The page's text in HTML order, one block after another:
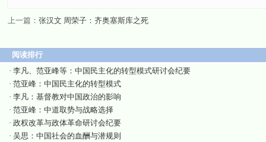
上一篇： 张汉文 周荣子：齐奥塞斯库之死
阅读排行
· 李凡、范亚峰等：中国民主化的转型模式研讨会纪要
· 范亚峰：中国民主化的转型模式
· 李凡：基督教对中国政治的影响
· 范亚峰：中道取势与战略选择
· 政权改革与政体革命研讨会纪要
· 吴思：中国社会的血酬与潜规则